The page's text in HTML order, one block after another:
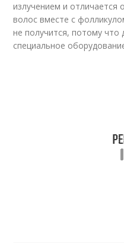
излучением и отличается
волос вместе с
не получится, потому что
специальное